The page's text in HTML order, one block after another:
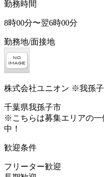
勤務時間
8時00分〜翌6時00分
勤務地/面接地
株式会社ユニオン ※我孫
千葉県我孫子市
※こちらは募集エリアの一
中！
歓迎条件
フリーター歓迎